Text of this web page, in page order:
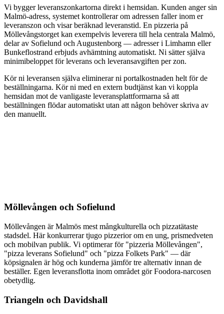
Vi bygger leveranszonkartorna direkt i hemsidan. Kunden anger sin
Malmö-adress, systemet kontrollerar om adressen faller inom er
leveranszon och visar beräknad leveranstid. En pizzeria på
Möllevångstorget kan exempelvis leverera till hela centrala Malmö,
delar av Sofielund och Augustenborg — adresser i Limhamn eller
Bunkeflostrand erbjuds avhämtning automatiskt. Ni sätter själva
minimibeloppet för leverans och leveransavgiften per zon.
Kör ni leveransen själva eliminerar ni portalkostnaden helt för de
beställningarna. Kör ni med en extern budtjänst kan vi koppla
hemsidan mot de vanligaste leveransplattformarna så att
beställningen flödar automatiskt utan att någon behöver skriva av
den manuellt.
Möllevången och Sofielund
Möllevången är Malmös mest mångkulturella och pizzatätaste
stadsdel. Här konkurrerar tjugo pizzerior om en ung, prismedveten
och mobilvan publik. Vi optimerar för "pizzeria Möllevången",
"pizza leverans Sofielund" och "pizza Folkets Park" — där
köpsignalen är hög och kunderna jämför tre alternativ innan de
beställer. Egen leveransflotta inom området gör Foodora-narcosen
obetydlig.
Triangeln och Davidshall